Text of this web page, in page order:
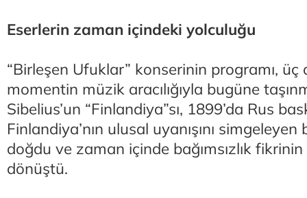
Eserlerin zaman içindeki yolculuğu
“Birleşen Ufuklar” konserinin programı, üç
momentin müzik aracılığıyla bugüne
Sibelius’un “Finlandiya”sı, 1899’da Rus
Finlandiya’nın ulusal uyanışını
doğdu ve zaman içinde bağımsızlık fikrinin
dönüştü.